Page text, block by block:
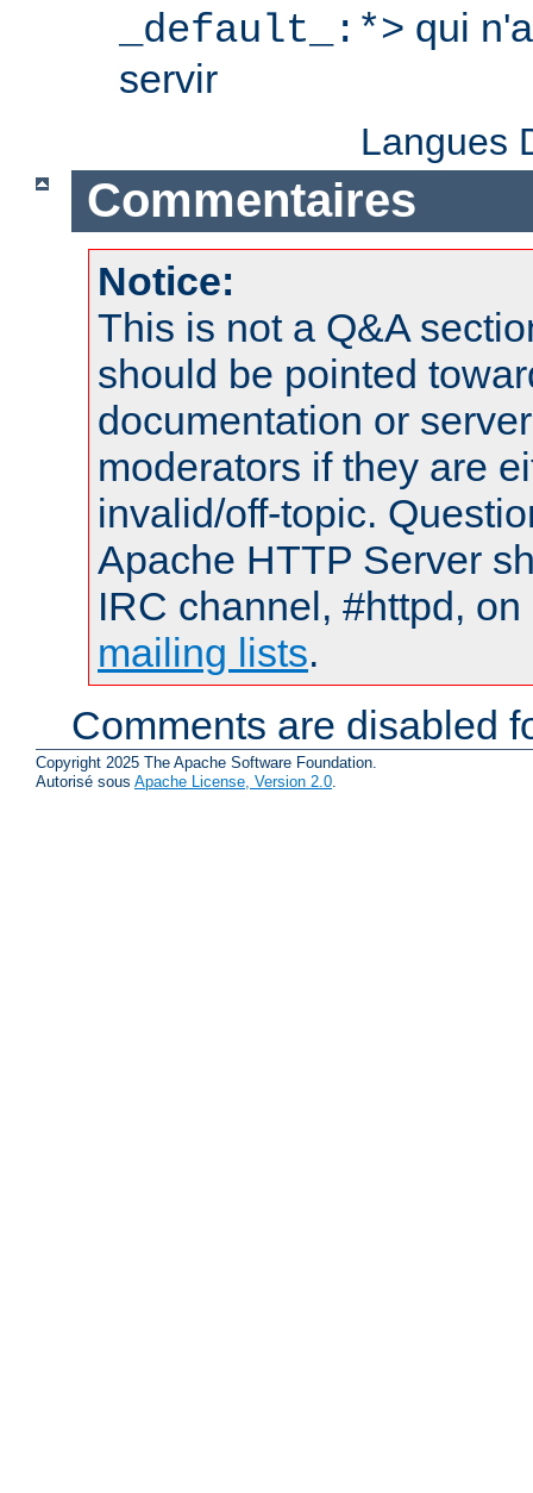
_default_:*> qui
servir
Langues
Commentaires
Notice:
This is not a Q&A
should be pointed
documentation or
moderators if they are
invalid/off-topic.
Apache HTTP Server
IRC channel, #httpd,
mailing lists.
Comments are disabled
Copyright 2025 The Apache Software Foundation.
Autorisé sous Apache License, Version 2.0